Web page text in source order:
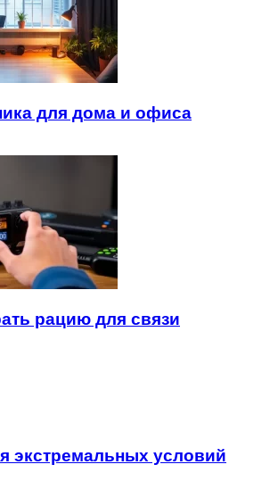
для дома и офиса
рацию для связи
экстремальных условий